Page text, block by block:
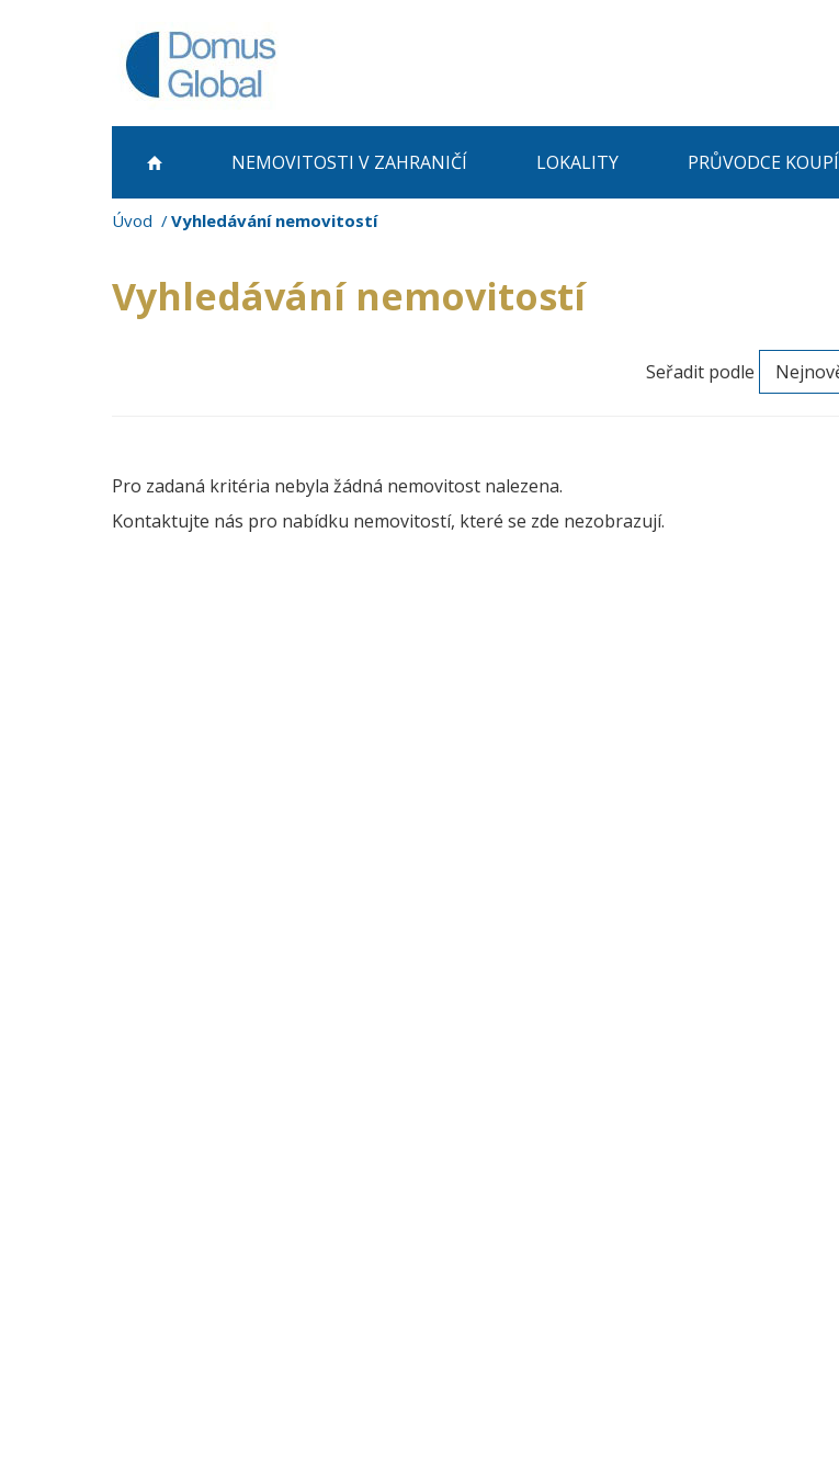
NEMOVITOSTI V ZAHRANIČÍ LOKALITY PRŮVODCE KOUPÍ
Úvod Vyhledávání nemovitostí
Vyhledávání nemovitostí
Seřadit podle
Pro zadaná kritéria nebyla žádná nemovitost nalezena.
Kontaktujte nás pro nabídku nemovitostí, které se zde nezobrazují.